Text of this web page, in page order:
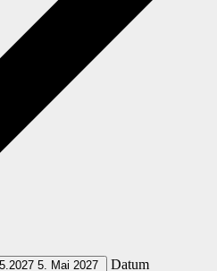
5. Mai 2027 Datum